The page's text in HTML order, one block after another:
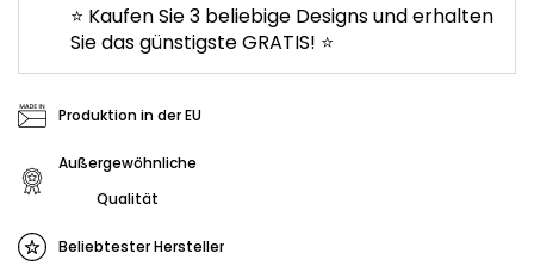
⭐ Kaufen Sie 3 beliebige Designs und erhalten
Sie das günstigste GRATIS! ⭐
Produktion in der EU
Außergewöhnliche
Qualität
Beliebtester Hersteller